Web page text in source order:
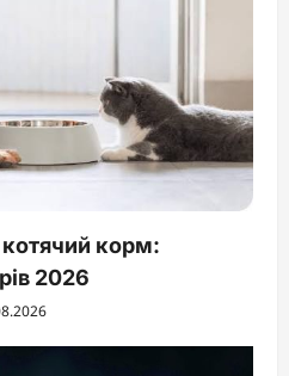
корм:
2026